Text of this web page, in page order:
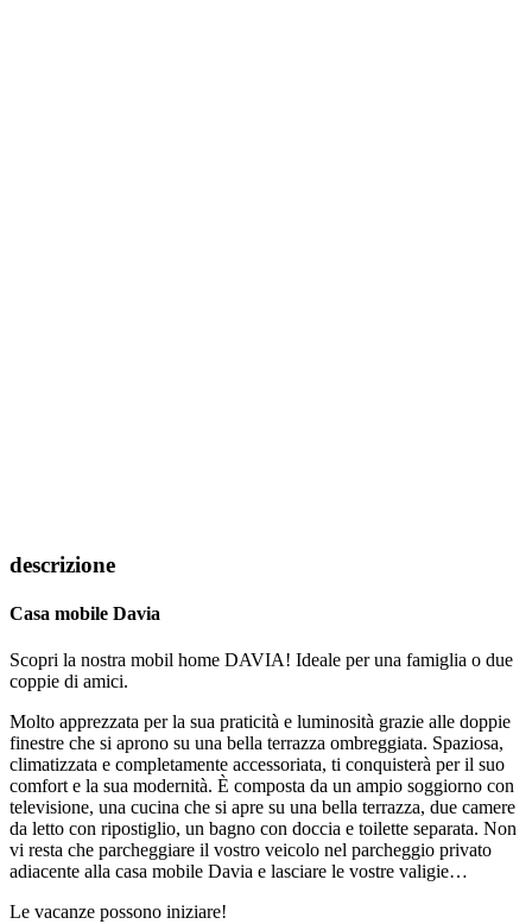
descrizione
Casa mobile Davia
Scopri la nostra mobil home DAVIA! Ideale per una famiglia o due
coppie di amici.
Molto apprezzata per la sua praticità e luminosità grazie alle doppie
finestre che si aprono su una bella terrazza ombreggiata. Spaziosa,
climatizzata e completamente accessoriata, ti conquisterà per il suo
comfort e la sua modernità. È composta da un ampio soggiorno con
televisione, una cucina che si apre su una bella terrazza, due camere
da letto con ripostiglio, un bagno con doccia e toilette separata. Non
vi resta che parcheggiare il vostro veicolo nel parcheggio privato
adiacente alla casa mobile Davia e lasciare le vostre valigie…
Le vacanze possono iniziare!